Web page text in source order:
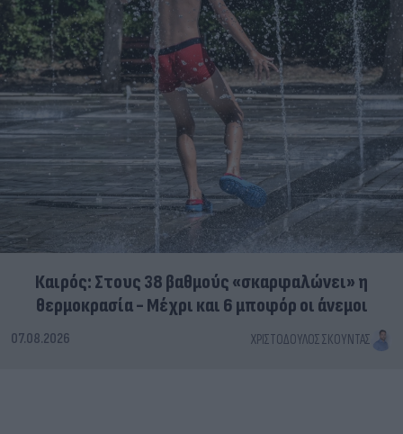
Καιρός: Στους 38 βαθμούς «σκαρφαλώνει» η
θερμοκρασία - Μέχρι και 6 μποφόρ οι άνεμοι
07.08.2026 ΧΡΙΣΤΌΔΟΥΛΟΣ ΣΚΟΎΝΤΑΣ